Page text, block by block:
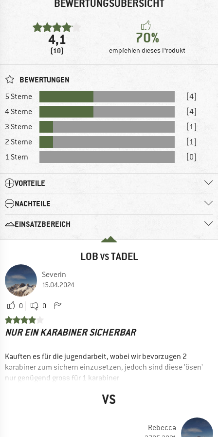
BEWERTUNGSÜBERSICHT
4,1
(10)
70%
empfehlen dieses Produkt
BEWERTUNGEN
5 Sterne
(4)
4 Sterne
(4)
3 Sterne
(1)
2 Sterne
(1)
1 Stern
(0)
VORTEILE
NACHTEILE
EINSATZBEREICH
LOB VSTADEL
Severin
15.04.2024
0 0
NUR EIN KARABINER SICHERBAR
Kauften es für die jugendarbeit, wobei wir bevorzugen 2
karabiner zum sichern einzusetzen, jedoch sind diese 'ösen'
nur genügend gross für 1 karabiner
VS
Rebecca